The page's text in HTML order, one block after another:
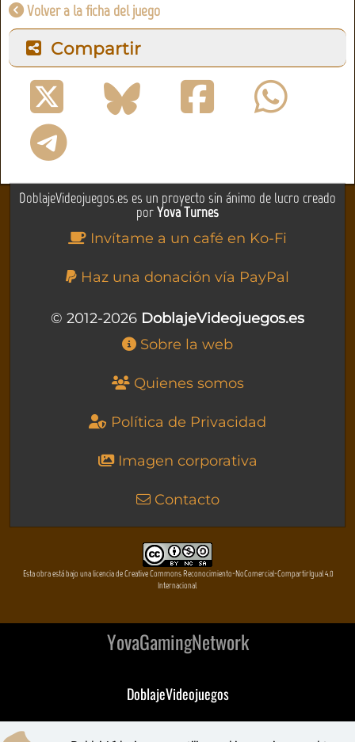
Volver a la ficha del juego
Compartir
DoblajeVideojuegos.es es un proyecto sin ánimo de lucro creado
porYova Turnes
Invítame a un café en Ko-Fi
Haz una donación vía PayPal
© 2012-2026 DoblajeVideojuegos.es
Sobre la web
Quienes somos
Política de Privacidad
Imagen corporativa
Contacto
Esta obra está bajo una licencia de Creative Commons Reconocimiento-NoComercial-CompartirIgual 4.0
Internacional
YovaGamingNetwork
DoblajeVideojuegos
DeVuego